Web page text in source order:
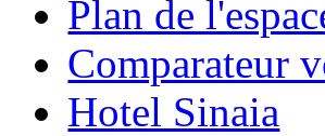
Plan de
Comparateur
Hotel Sinaia